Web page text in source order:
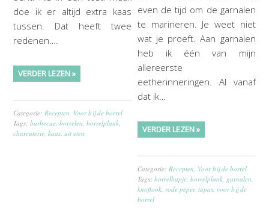
doe ik er altijd extra kaas
tussen. Dat heeft twee
redenen….
VERDER LEZEN »
Categorie: Recepten Voor bij de borrel
Tags:barbecue ,borrelen ,borrelplank
charcuterie ,kaas ,uit eten
even de tijd om de garnalen
te marineren. Je weet niet
wat je proeft. Aan garnalen
heb ik één van mijn
allereerste
eetherinneringen. Al vanaf
dat ik…
VERDER LEZEN »
Categorie: Recepten Voor bij de borrel
Tags:borrelhapje ,borrelplank garnalen
knoflook rode peper,tapas voor bij de
borrel